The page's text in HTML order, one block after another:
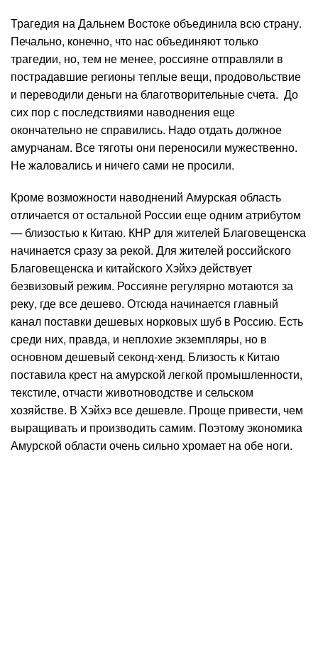
Трагедия на Дальнем Востоке объединила всю страну.
Печально, конечно, что нас объединяют только
трагедии, но, тем не менее, россияне отправляли в
пострадавшие регионы теплые вещи, продовольствие
и переводили деньги на благотворительные счета. До
сих пор с последствиями наводнения еще
окончательно не справились. Надо отдать должное
амурчанам. Все тяготы они переносили мужественно.
Не жаловались и ничего сами не просили.
Кроме возможности наводнений Амурская область
отличается от остальной России еще одним атрибутом
— близостью к Китаю. КНР для жителей Благовещенска
начинается сразу за рекой. Для жителей российского
Благовещенска и китайского Хэйхэ действует
безвизовый режим. Россияне регулярно мотаются за
реку, где все дешево. Отсюда начинается главный
канал поставки дешевых норковых шуб в Россию. Есть
среди них, правда, и неплохие экземпляры, но в
основном дешевый секонд-хенд. Близость к Китаю
поставила крест на амурской легкой промышленности,
текстиле, отчасти животноводстве и сельском
хозяйстве. В Хэйхэ все дешевле. Проще привести, чем
выращивать и производить самим. Поэтому экономика
Амурской области очень сильно хромает на обе ноги.